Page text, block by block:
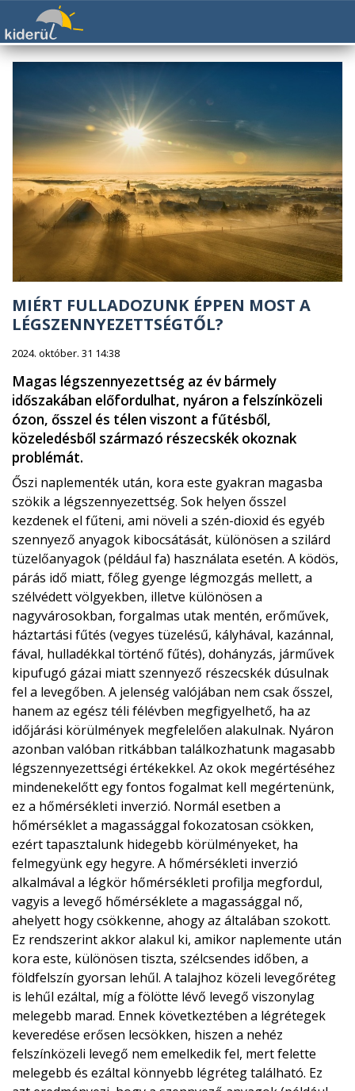
MIÉRT FULLADOZUNK ÉPPEN MOST A
LÉGSZENNYEZETTSÉGTŐL?
2024. október. 31 14:38
Magas légszennyezettség az év bármely
időszakában előfordulhat, nyáron a felszínközeli
ózon, ősszel és télen viszont a fűtésből,
közeledésből származó részecskék okoznak
problémát.
Őszi naplementék után, kora este gyakran magasba
szökik a légszennyezettség. Sok helyen ősszel
kezdenek el fűteni, ami növeli a szén-dioxid és egyéb
szennyező anyagok kibocsátását, különösen a szilárd
tüzelőanyagok (például fa) használata esetén. A ködös,
párás idő miatt, főleg gyenge légmozgás mellett, a
szélvédett völgyekben, illetve különösen a
nagyvárosokban, forgalmas utak mentén, erőművek,
háztartási fűtés (vegyes tüzelésű, kályhával, kazánnal,
fával, hulladékkal történő fűtés), dohányzás, járművek
kipufugó gázai miatt szennyező részecskék dúsulnak
fel a levegőben. A jelenség valójában nem csak ősszel,
hanem az egész téli félévben megfigyelhető, ha az
időjárási körülmények megfelelően alakulnak. Nyáron
azonban valóban ritkábban találkozhatunk magasabb
légszennyezettségi értékekkel. Az okok megértéséhez
mindenekelőtt egy fontos fogalmat kell megértenünk,
ez a hőmérsékleti inverzió. Normál esetben a
hőmérséklet a magassággal fokozatosan csökken,
ezért tapasztalunk hidegebb körülményeket, ha
felmegyünk egy hegyre. A hőmérsékleti inverzió
alkalmával a légkör hőmérsékleti profilja megfordul,
vagyis a levegő hőmérséklete a magassággal nő,
ahelyett hogy csökkenne, ahogy az általában szokott.
Ez rendszerint akkor alakul ki, amikor naplemente után
kora este, különösen tiszta, szélcsendes időben, a
földfelszín gyorsan lehűl. A talajhoz közeli levegőréteg
is lehűl ezáltal, míg a fölötte lévő levegő viszonylag
melegebb marad. Ennek következtében a légrétegek
keveredése erősen lecsökken, hiszen a nehéz
felszínközeli levegő nem emelkedik fel, mert felette
melegebb és ezáltal könnyebb légréteg található. Ez